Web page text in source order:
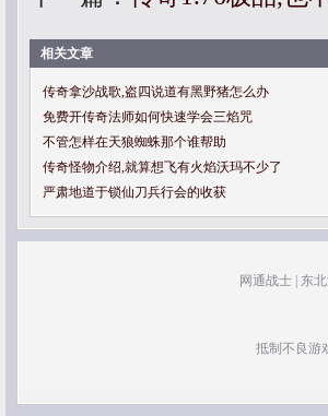
相关文章
传奇拿沙战歌,盗四说道有黑野猪怎么办
免费开传奇法师如何快速学会三焰咒
不管怎样在天狼蜘蛛那个谁帮助
传奇怪物介绍,就算想飞有火焰沃玛不少了
严肃地道于锁仙刀兵行会的收获
网通战士 东
抵制不良游